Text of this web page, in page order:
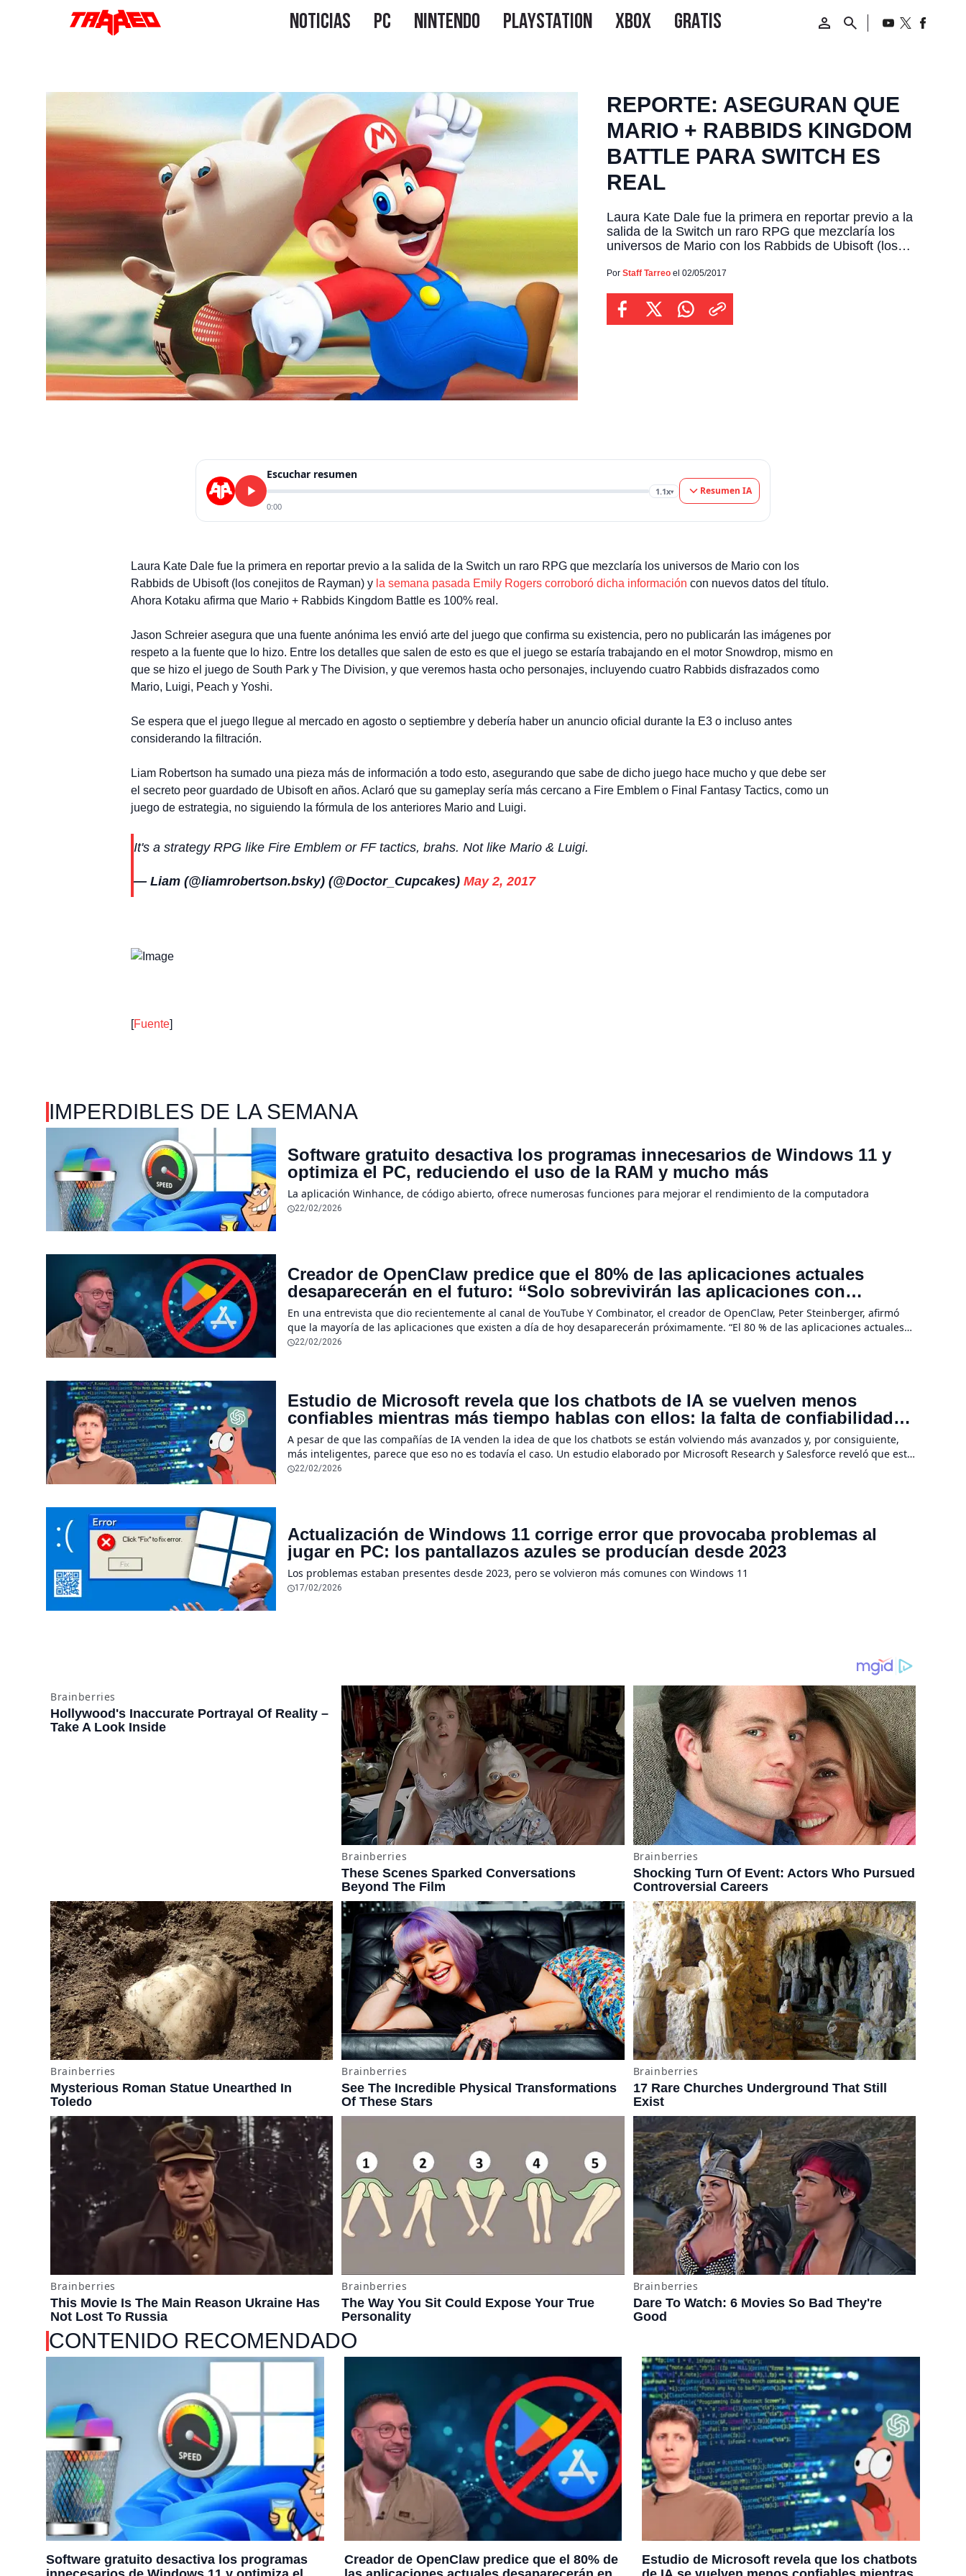
REPORTE: ASEGURAN QUE
MARIO + RABBIDS KINGDOM
BATTLE PARA SWITCH ES
REAL
Laura Kate Dale fue la primera en reportar previo a la
salida de la Switch un raro RPG que mezclaría los
universos de Mario con los Rabbids de Ubisoft (los
Rogers corroboró dicha información con nuevos datos
Kingdom […]
Por Staff Tarreo el 02/05/2017
Escuchar resumen
1.1x▾
0:00
Resumen IA
Laura Kate Dale fue la primera en reportar previo a la salida de la Switch un raro RPG que mezclaría los universos de Mario con los
Rabbids de Ubisoft (los conejitos de Rayman) y la semana pasada Emily Rogers corroboró dicha información con nuevos datos del título.
Ahora Kotaku afirma que Mario + Rabbids Kingdom Battle es 100% real.
Jason Schreier asegura que una fuente anónima les envió arte del juego que confirma su existencia, pero no publicarán las imágenes por
respeto a la fuente que lo hizo. Entre los detalles que salen de esto es que el juego se estaría trabajando en el motor Snowdrop, mismo en
que se hizo el juego de South Park y The Division, y que veremos hasta ocho personajes, incluyendo cuatro Rabbids disfrazados como
Mario, Luigi, Peach y Yoshi.
Se espera que el juego llegue al mercado en agosto o septiembre y debería haber un anuncio oficial durante la E3 o incluso antes
considerando la filtración.
Liam Robertson ha sumado una pieza más de información a todo esto, asegurando que sabe de dicho juego hace mucho y que debe ser
el secreto peor guardado de Ubisoft en años. Aclaró que su gameplay sería más cercano a Fire Emblem o Final Fantasy Tactics, como un
juego de estrategia, no siguiendo la fórmula de los anteriores Mario and Luigi.
It's a strategy RPG like Fire Emblem or FF tactics, brahs. Not like Mario & Luigi.
— Liam (@liamrobertson.bsky) (@Doctor_Cupcakes) May 2, 2017
[Fuente]
IMPERDIBLES DE LA SEMANA
Software gratuito desactiva los programas innecesarios de Windows 11 y
optimiza el PC, reduciendo el uso de la RAM y mucho más
La aplicación Winhance, de código abierto, ofrece numerosas funciones para mejorar el rendimiento de la computadora
22/02/2026
Creador de OpenClaw predice que el 80% de las aplicaciones actuales
desaparecerán en el futuro: “Solo sobrevivirán las aplicaciones con
sensores únicos o conexiones especiales a hardware
En una entrevista que dio recientemente al canal de YouTube Y Combinator, el creador de OpenClaw, Peter Steinberger, afirmó
que la mayoría de las aplicaciones que existen a día de hoy desaparecerán próximamente. “El 80 % de las aplicaciones actuales
desaparecerán por completo”, declaró Steinberger, quien asegura que la revolución de la IA no se […]
22/02/2026
Estudio de Microsoft revela que los chatbots de IA se vuelven menos
confiables mientras más tiempo hablas con ellos: la falta de confiabilidad
sube un 112%
A pesar de que las compañías de IA venden la idea de que los chatbots se están volviendo más avanzados y, por consiguiente,
más inteligentes, parece que eso no es todavía el caso. Un estudio elaborado por Microsoft Research y Salesforce reveló que estas
herramientas a menudo se suelen “perder en la conversación” cuando sus tareas se […]
22/02/2026
Actualización de Windows 11 corrige error que provocaba problemas al
jugar en PC: los pantallazos azules se producían desde 2023
Los problemas estaban presentes desde 2023, pero se volvieron más comunes con Windows 11
17/02/2026
CONTENIDO RECOMENDADO
Software gratuito desactiva los programas
Creador de OpenClaw predice que el 80% de
Estudio de Microsoft revela que los chatbots